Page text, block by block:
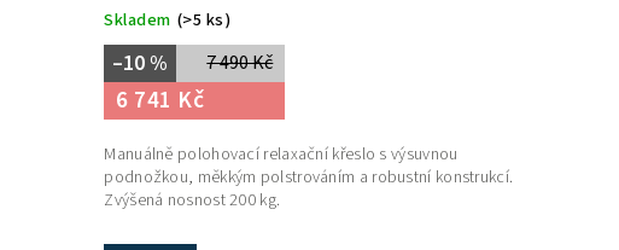
Skladem (>5 ks)
7 490 Kč
–10 %
6 741 Kč
Manuálně polohovací relaxační křeslo s výsuvnou
podnožkou, měkkým polstrováním a robustní konstrukcí.
Zvýšená nosnost 200 kg.